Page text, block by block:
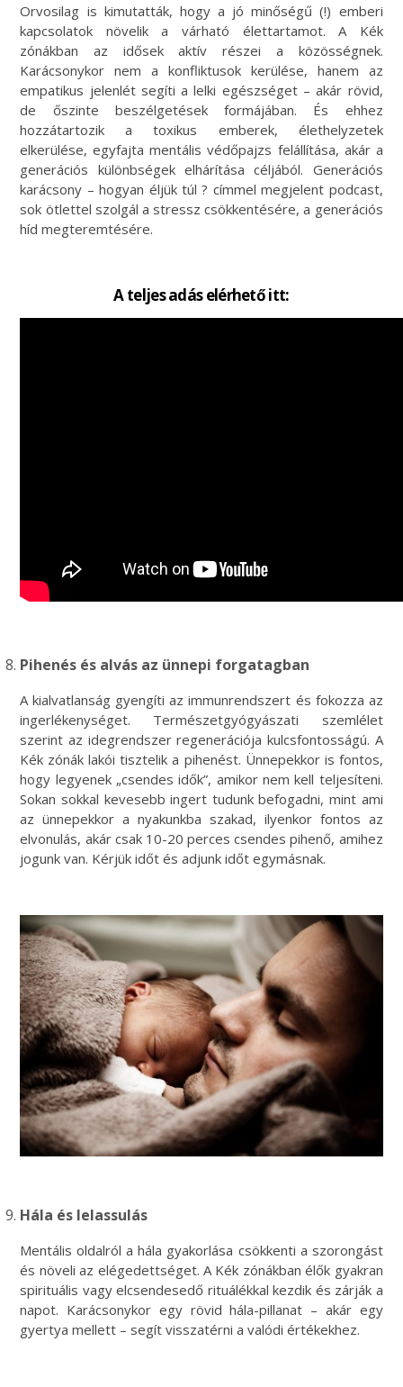
Orvosilag is kimutatták, hogy a jó minőségű (!) emberi
kapcsolatok növelik a várható élettartamot. A Kék
zónákban az idősek aktív részei a közösségnek.
Karácsonykor nem a konfliktusok kerülése, hanem az
empatikus jelenlét segíti a lelki egészséget – akár rövid,
de őszinte beszélgetések formájában. És ehhez
hozzátartozik a toxikus emberek, élethelyzetek
elkerülése, egyfajta mentális védőpajzs felállítása, akár a
generációs különbségek elhárítása céljából. Generációs
karácsony – hogyan éljük túl ? címmel megjelent podcast,
sok ötlettel szolgál a stressz csökkentésére, a generációs
híd megteremtésére.
A teljes adás elérhető itt:
Pihenés és alvás az ünnepi forgatagban
A kialvatlanság gyengíti az immunrendszert és fokozza az
ingerlékenységet. Természetgyógyászati szemlélet
szerint az idegrendszer regenerációja kulcsfontosságú. A
Kék zónák lakói tisztelik a pihenést. Ünnepekkor is fontos,
hogy legyenek „csendes idők”, amikor nem kell teljesíteni.
Sokan sokkal kevesebb ingert tudunk befogadni, mint ami
az ünnepekkor a nyakunkba szakad, ilyenkor fontos az
elvonulás, akár csak 10-20 perces csendes pihenő, amihez
jogunk van. Kérjük időt és adjunk időt egymásnak.
Hála és lelassulás
Mentális oldalról a hála gyakorlása csökkenti a szorongást
és növeli az elégedettséget. A Kék zónákban élők gyakran
spirituális vagy elcsendesedő rituálékkal kezdik és zárják a
napot. Karácsonykor egy rövid hála-pillanat – akár egy
gyertya mellett – segít visszatérni a valódi értékekhez.